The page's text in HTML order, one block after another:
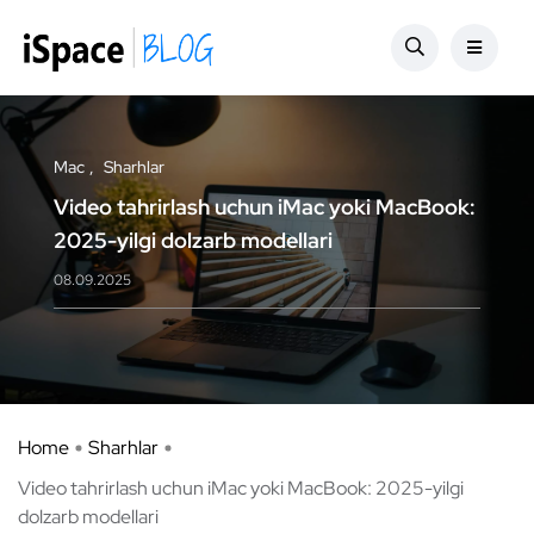
Mac Sharhlar
Video tahrirlash uchun iMac yoki MacBook:
2025-yilgi dolzarb modellari
08.09.2025
Home
Sharhlar
Video tahrirlash uchun iMac yoki MacBook: 2025-yilgi
dolzarb modellari